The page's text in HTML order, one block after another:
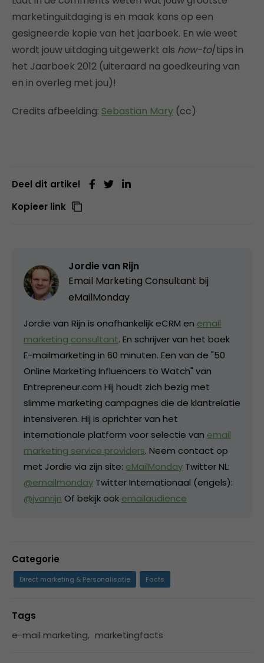
marketinguitdaging is en maak kans op een
gesigneerde kopie van het jaarboek. En wie weet
wordt jouw uitdaging uitgewerkt als how-to/tips in
het Jaarboek 2012 (uiteraard na goedkeuring van
en in overleg met jou)!
Credits afbeelding: Sebastian Mary (cc)
Deel dit artikel
Kopieer link
Jordie van Rijn
Email Marketing Consultant bij
eMailMonday
Jordie van Rijn is onafhankelijk eCRM en email
marketing consultant. En schrijver van het boek
E-mailmarketing in 60 minuten. Een van de "50
Online Marketing Influencers to Watch" van
Entrepreneur.com Hij houdt zich bezig met
slimme marketing campagnes die de klantrelatie
intensiveren. Hij is oprichter van het
internationale platform voor selectie van email
marketing service providers. Neem contact op
met Jordie via zijn site: eMailMonday Twitter NL:
@emailmonday Twitter Internationaal (engels):
@jvanrijn Of bekijk ook emailaudience
Categorie
Direct marketing & Personalisatie Facts
Tags
e-mail marketing, marketingfacts